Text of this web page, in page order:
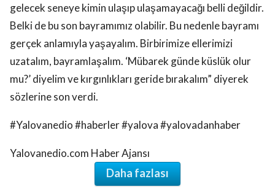
gelecek seneye kimin ulaşıp ulaşamayacağı belli değildir.
Belki de bu son bayramımız olabilir. Bu nedenle bayramı
gerçek anlamıyla yaşayalım. Birbirimize ellerimizi
uzatalım, bayramlaşalım. ‘Mübarek günde küslük olur
mu?’ diyelim ve kırgınlıkları geride bırakalım” diyerek
sözlerine son verdi.
#Yalovanedio #haberler #yalova #yalovadanhaber
Yalovanedio.com Haber Ajansı
Daha fazlası